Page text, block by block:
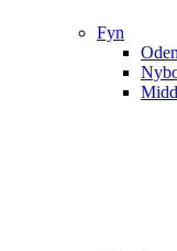
Fyn